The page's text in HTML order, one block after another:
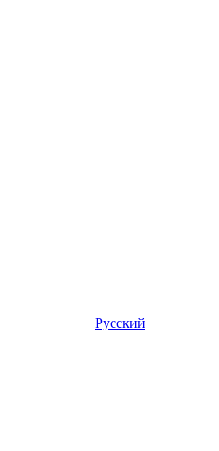
Русский